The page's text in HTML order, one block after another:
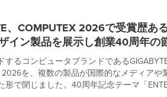
、COMPUTEX 2026で受賞歴あ
イン製品を展示し創業40周年の
するコンピュータブランドであるGIGABYTE
2026を、複数の製品が国際的なメディアや
形で閉じました。40周年記念テーマ「